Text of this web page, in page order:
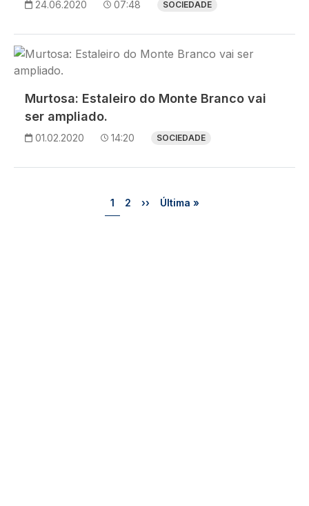
24.06.2020 07:48 SOCIEDADE
Imagem
Murtosa: Estaleiro do Monte Branco vai
ser ampliado.
01.02.2020 14:20 SOCIEDADE
Página
1 Página
2 Próxima página
›› Última página
Última »